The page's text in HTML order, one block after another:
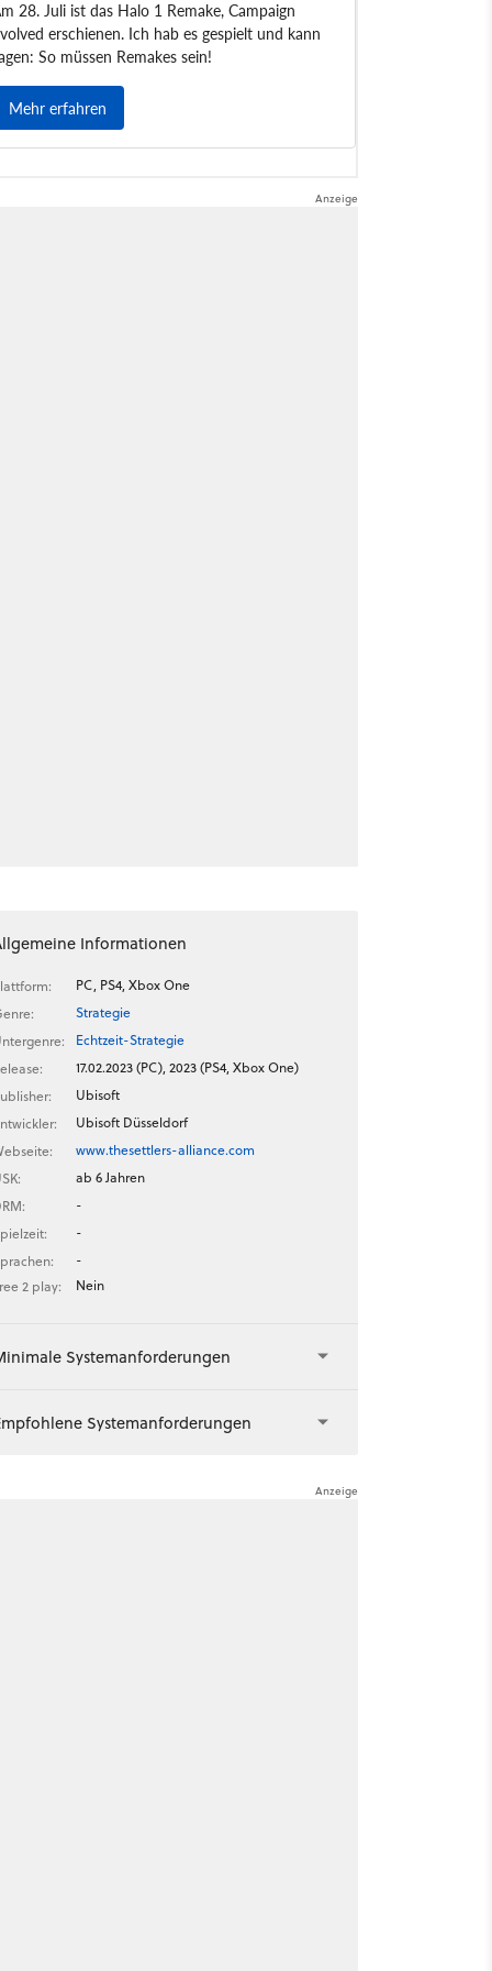
Informationen
PC, PS4, Xbox One
Strategie
Echtzeit-Strategie
17.02.2023 (PC), 2023 (PS4, Xbox One)
Ubisoft
Ubisoft Düsseldorf
www.thesettlers-alliance.com
ab 6 Jahren
-
-
-
2 play:
Nein
Systemanforderungen
Systemanforderungen